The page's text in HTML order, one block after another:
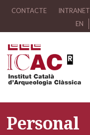
CONTACTE INTRANET
EN
Personal